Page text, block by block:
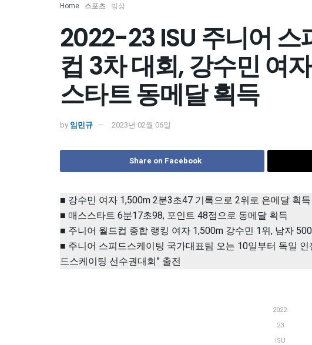
Home 스포츠 빙상
2022-23 ISU 주니어 스
컵 3차 대회, 강수민 여
스타트 동메달 획득
by 임민규 2023년 02월 06일
Share on Facebook
■ 강수민 여자 1,500m 2분3초47 기록으로 2위로 은메달 획득
■ 매스스타트 6분17초98, 포인트 48점으로 동메달 획득
■ 주니어 월드컵 종합 랭킹 여자 1,500m 강수민 1위, 남자
■ 주니어 스피드스케이팅 국가대표팀 오는 10일부터 독일
드스케이팅 선수권대회” 출전
2022-
23
ISU